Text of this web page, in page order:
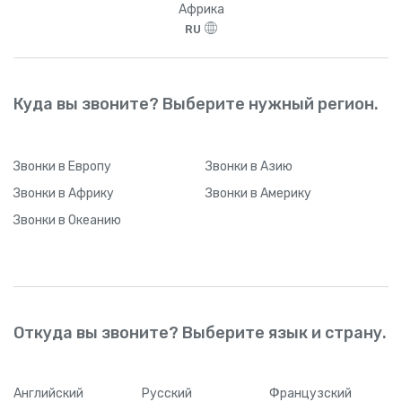
Африка
RU
Куда вы звоните? Выберите нужный регион.
Звонки в Европу Звонки в Азию
Звонки в Африку Звонки в Америку
Звонки в Океанию
Откуда вы звоните? Выберите язык и страну.
Английский Русский Французский